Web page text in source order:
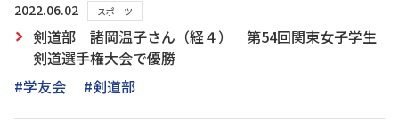
2022.06.02 スポーツ
剣道部 諸岡温子さん（経４） 第54回関東女子学生
剣道選手権大会で優勝
#学友会
#剣道部